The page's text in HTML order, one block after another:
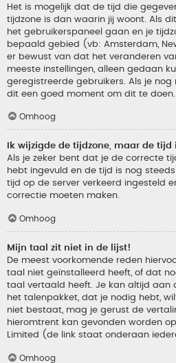
Het is mogelijk dat de tijd die
tijdzone is dan waarin jij woont. Als
het gebruikerspaneel gaan en je
bepaald gebied (vb: Amsterdam,
er bewust van dat het veranderen
meeste instellingen, alleen gedaan
geregistreerde gebruikers. Als je
dit een goed moment om dit te doen.
Omhoog
Ik wijzigde de tijdzone, maar de tijd
Als je zeker bent dat je de correcte
hebt ingevuld en de tijd is nog
tijd op de server verkeerd ingesteld
correctie moeten maken.
Omhoog
Mijn taal zit niet in de lijst!
De meest voorkomende reden
taal niet geïnstalleerd heeft, of dat
taal vertaald heeft. Je kan altijd aan
het talenpakket, dat je nodig hebt,
niet bestaat, mag je gerust de
hieromtrent kan gevonden worden
Limited (de link staat onderaan
Omhoog